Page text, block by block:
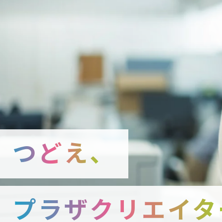
つどえ、
プラザクリエイ